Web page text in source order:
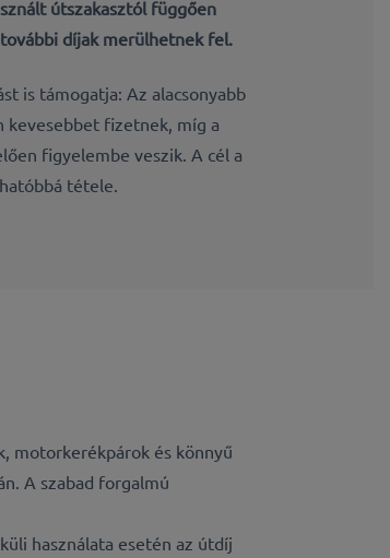
útszakasztól függően
további díjakmerülhetnek fel.
is támogatja: Az alacsonyabb
kevesebbet fizetnek, míg a
figyelembe veszik. A cél a
tétele.
motorkerékpárok és könnyű
A szabad forgalmú
használata esetén az útdíj